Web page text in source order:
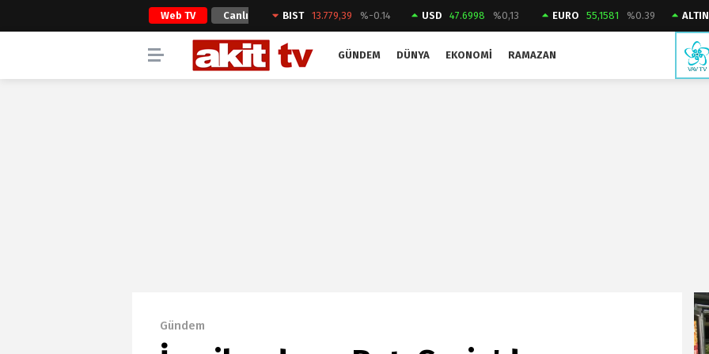
Web TV Canlı
Yayın
BIST 13.779,39 %-0.14 USD 47.6998 %0,13 EURO 55,1581 %0.39 ALTIN
GÜNDEM DÜNYA EKONOMI RAMAZAN
Gündem